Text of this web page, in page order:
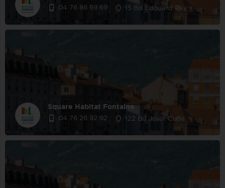
04 76 86 69 69 15 Bd Edouard Rey
Square Habitat Fontaine
04 76 26 92 92 122 Bd Joliot Curie